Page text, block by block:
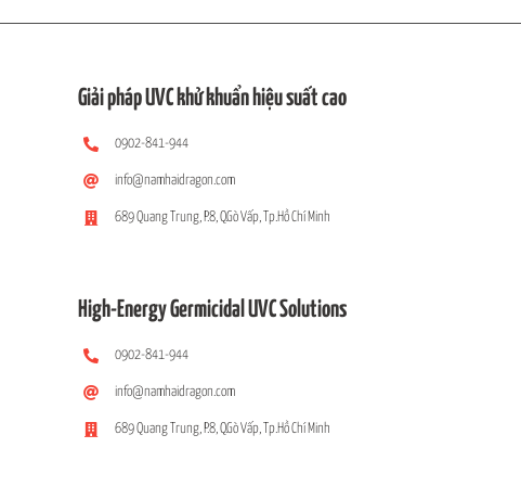
Giải pháp UVC khử khuẩn hiệu suất cao
0902-841-944
info@namhaidragon.com
689 Quang Trung, P.8, Q.Gò Vấp, Tp.Hồ Chí Minh
High-Energy Germicidal UVC Solutions
0902-841-944
info@namhaidragon.com
689 Quang Trung, P.8, Q.Gò Vấp, Tp.Hồ Chí Minh